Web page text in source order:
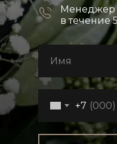
Менеджер
в течение
+7